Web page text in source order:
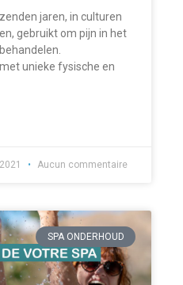
jaren, in culturen
gebruikt om pijn in het
unieke fysische en
Aucun commentaire
SPA ONDERHOUD